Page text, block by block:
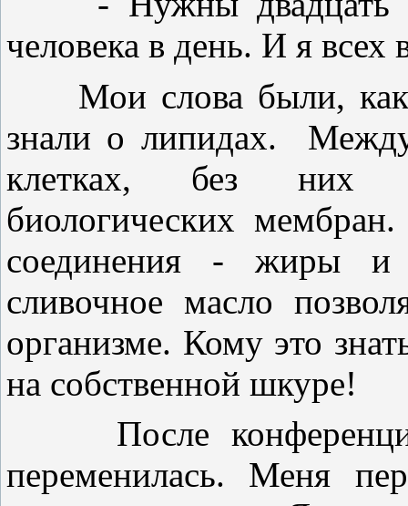
человека в день. И я всех
Мои слова были, как
знали о липидах.
клетках, без них
биологических
соединения - жиры и
сливочное масло
организме. Кому это
на собственной шкуре!
После конференции
переменилась. Меня